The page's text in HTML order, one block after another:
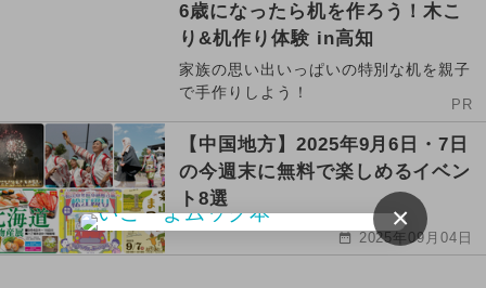
6歳になったら机を作ろう！木こ
り&机作り体験 in高知
家族の思い出いっぱいの特別な机を親子
で手作りしよう！
PR
【中国地方】2025年9月6日・7日
の今週末に無料で楽しめるイベン
ト8選
2025年09月04日
×